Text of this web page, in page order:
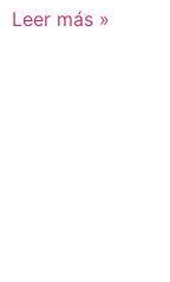
Leer más »